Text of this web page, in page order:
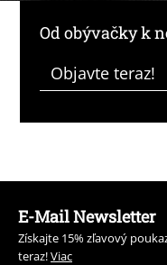
Od obývačky k
Objavte teraz!
E-Mail Newsletter
Získajte 15% zľavový
teraz!Viac